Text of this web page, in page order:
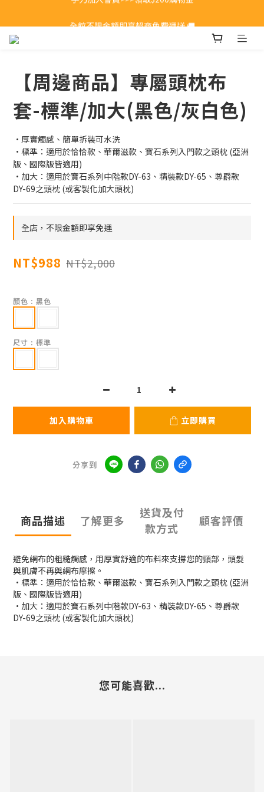
全館不限金額即享超商免費運送 🚚
【周邊商品】專屬頭枕布
套-標準/加大(黑色/灰白色)
·厚實觸感、簡單拆裝可水洗
·標準：適用於恰恰款、華爾滋款、寶石系列入門款之頭枕 (亞洲
版、國際版皆適用)
·加大：適用於寶石系列中階款DY-63、精裝款DY-65、尊爵款
DY-69之頭枕 (或客製化加大頭枕)
全店，不限金額即享免運
NT$988 NT$2,000
顏色 : 黑色
尺寸 : 標準
加入購物車 立即購買
分享到
商品描述 了解更多
送貨及付
款方式
顧客評價
避免網布的粗糙觸感，用厚實舒適的布料來支撐您的頸部，頭髮
與肌膚不再與網布摩擦。
·標準：適用於恰恰款、華爾滋款、寶石系列入門款之頭枕 (亞洲
版、國際版皆適用)
·加大：適用於寶石系列中階款DY-63、精裝款DY-65、尊爵款
DY-69之頭枕 (或客製化加大頭枕)
您可能喜歡...